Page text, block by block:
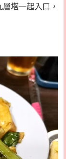
塔一起入口，